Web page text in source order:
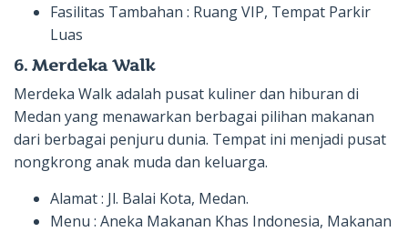
Fasilitas Tambahan : Ruang VIP, Tempat Parkir
Luas
6. Merdeka Walk
Merdeka Walk adalah pusat kuliner dan hiburan di
Medan yang menawarkan berbagai pilihan makanan
dari berbagai penjuru dunia. Tempat ini menjadi pusat
nongkrong anak muda dan keluarga.
Alamat : Jl. Balai Kota, Medan.
Menu : Aneka Makanan Khas Indonesia, Makanan